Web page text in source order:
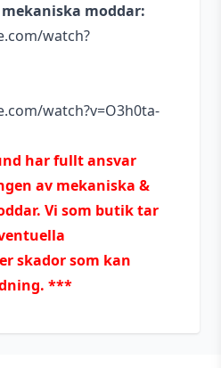
moddar:
watch?
watch?v=O3h0ta-
har fullt ansvar
av mekaniska &
Vi som butik tar
skador som kan
***